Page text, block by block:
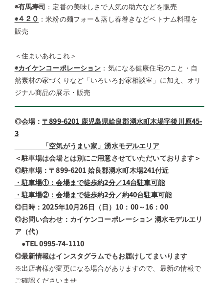
◉有馬寿司 ：定番の美味しさで人気の助六などを販売
◉４２０ ：米粉の麺フォー＆蒸し春巻きなどベトナム料理を
販売
＜住まいあれこれ＞
◉カイケンコーポレーション ：気になる健康住宅のこと・自
然素材の家づくりなど「いろいろお家相談室」に加え、オリ
ジナル商品の展示・販売
◎会場： 〒899-6201 鹿児島県姶良郡湧水町木場字後川原45-
3
「空気がうまい家」湧水モデルエリア
＜駐車場は会場とは別にご用意させていただいております＞
◎駐車場： 〒899-6201 姶良郡湧水町木場241付近
・駐車場①：会場まで徒歩約2分／14台駐車可能
・駐車場②：会場まで徒歩約2分／約40台駐車可能
◎日時：2025年10月26日（日）10：00～16：00
◎お問い合わせ：カイケンコーポレーション 湧水モデルエリ
ア（代）
●TEL 0995-74-1110
◎最新情報はインスタグラムでもお届けしてまいります
※出店者様が変更になる場合がありますので、最新の情報で
ご確認くださいませ